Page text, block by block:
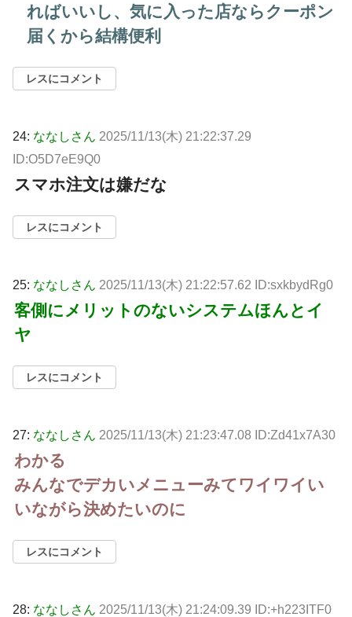
ればいいし、気に入った店ならクーポン
届くから結構便利
レスにコメント
24: ななしさん 2025/11/13(木) 21:22:37.29
ID:O5D7eE9Q0
スマホ注文は嫌だな
レスにコメント
25: ななしさん 2025/11/13(木) 21:22:57.62 ID:sxkbydRg0
客側にメリットのないシステムほんとイ
ヤ
レスにコメント
27: ななしさん 2025/11/13(木) 21:23:47.08 ID:Zd41x7A30
わかる
みんなでデカいメニューみてワイワイい
いながら決めたいのに
レスにコメント
28: ななしさん 2025/11/13(木) 21:24:09.39 ID:+h223ITF0